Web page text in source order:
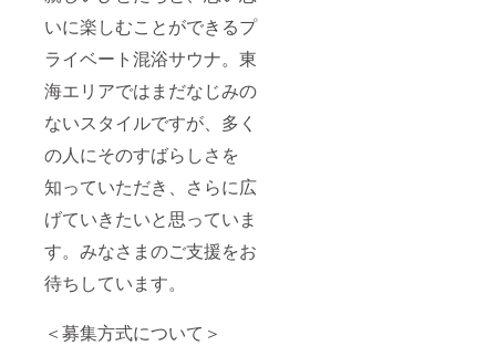
いに楽しむことができるプ
ライベート混浴サウナ。東
海エリアではまだなじみの
ないスタイルですが、多く
の人にそのすばらしさを
知っていただき、さらに広
げていきたいと思っていま
す。みなさまのご支援をお
待ちしています。
＜募集方式について＞